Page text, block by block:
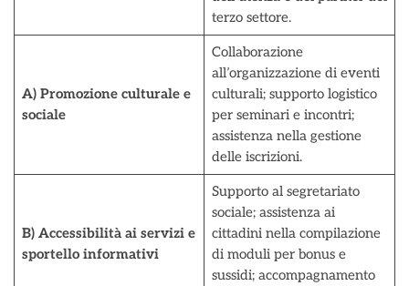
terzo settore.
A) Promozione culturale e
sociale
Collaborazione
all’organizzazione di eventi
culturali; supporto logistico
per seminari e incontri;
assistenza nella gestione
delle iscrizioni.
B) Accessibilità ai servizi e
sportello informativi
Supporto al segretariato
sociale; assistenza ai
cittadini nella compilazione
di moduli per bonus e
sussidi; accompagnamento